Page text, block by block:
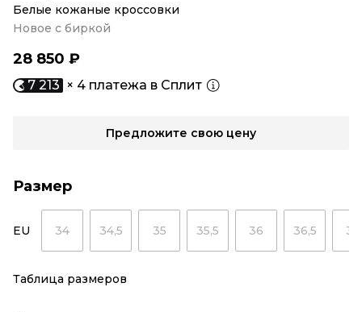
Белые кожаные кроссовки
Новое с биркой
28 850 ₽
7 213 × 4 платежа в Сплит
Предложите свою цену
Размер
EU 34 34,5 35 35,5 36 36,5 37
Таблица размеров